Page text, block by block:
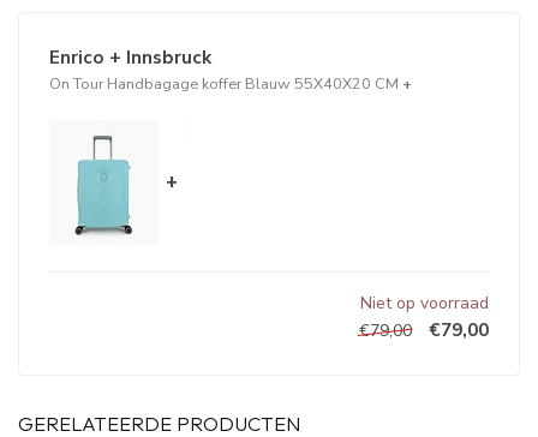
Enrico + Innsbruck
On Tour Handbagage koffer Blauw 55X40X20 CM +
+
Niet op voorraad
€79,00
€79,00
GERELATEERDE PRODUCTEN